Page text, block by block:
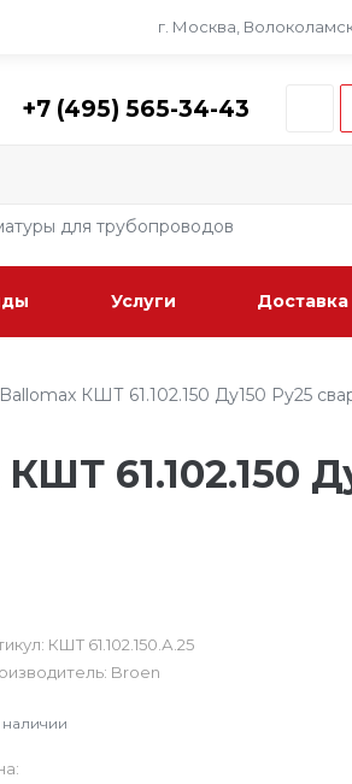
г. Москва,
+7 (495) 565-34-43
для трубопроводов
Услуги Доставка
КШТ 61.102.150 Ду150 Ру25
61.102.150
КШТ 61.102.150.А.25
Broen
наличии